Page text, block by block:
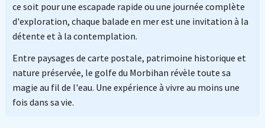
ce soit pour une escapade rapide ou une journée complète
d'exploration, chaque balade en mer est une invitation à la
détente et à la contemplation.
Entre paysages de carte postale, patrimoine historique et
nature préservée, le golfe du Morbihan révèle toute sa
magie au fil de l'eau. Une expérience à vivre au moins une
fois dans sa vie.